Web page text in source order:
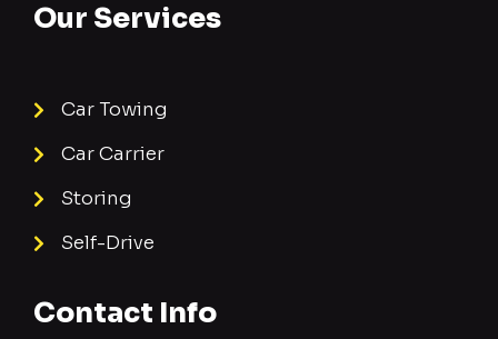
Our Services
Car Towing
Car Carrier
Storing
Self-Drive
Contact Info